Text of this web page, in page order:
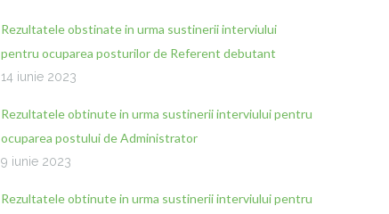
Rezultatele obstinate in urma sustinerii interviului
pentru ocuparea posturilor de Referent debutant
14 iunie 2023
Rezultatele obtinute in urma sustinerii interviului pentru
ocuparea postului de Administrator
9 iunie 2023
Rezultatele obtinute in urma sustinerii interviului pentru